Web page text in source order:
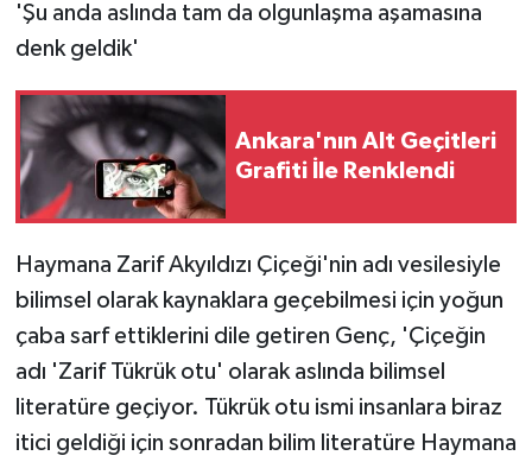
'Şu anda aslında tam da olgunlaşma aşamasına
denk geldik'
Ankara'nın Alt Geçitleri
Grafiti İle Renklendi
Haymana Zarif Akyıldızı Çiçeği'nin adı vesilesiyle
bilimsel olarak kaynaklara geçebilmesi için yoğun
çaba sarf ettiklerini dile getiren Genç, 'Çiçeğin
adı 'Zarif Tükrük otu' olarak aslında bilimsel
literatüre geçiyor. Tükrük otu ismi insanlara biraz
itici geldiği için sonradan bilim literatüre Haymana